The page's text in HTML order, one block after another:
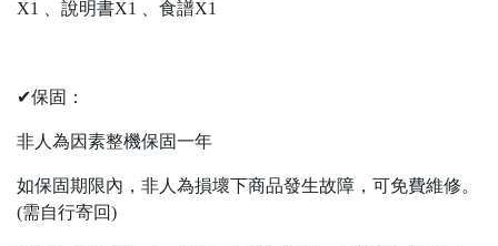
X1 、說明書X1 、食譜X1
✔保固：
非人為因素整機保固一年
如保固期限內，非人為損壞下商品發生故障，可免費維修。
(需自行寄回)